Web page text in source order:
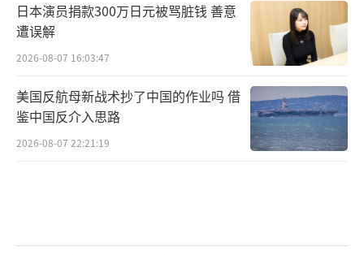
日本演员捐款300万日元被骂脏钱 善意
遭误解
2026-08-07 16:03:47
美国反航母新战术抄了中国的作业吗 借
鉴中国反介入思路
2026-08-07 22:21:19